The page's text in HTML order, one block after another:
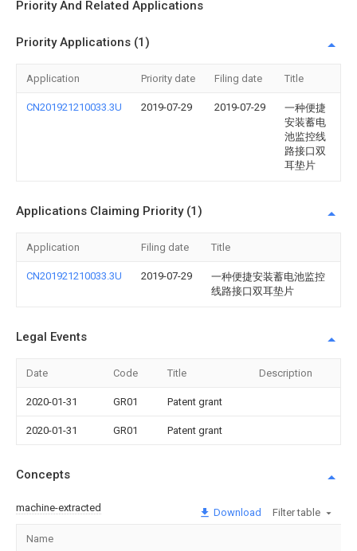
Priority And Related Applications
Priority Applications (1)
Application Priority date Filing date Title
CN201921210033.3U 2019-07-29 2019-07-29
一种便捷
安装蓄电
池监控线
路接口双
耳垫片
Applications Claiming Priority (1)
Application Filing date Title
CN201921210033.3U 2019-07-29
一种便捷安装蓄电池监控
线路接口双耳垫片
Legal Events
Date Code Title Description
2020-01-31 GR01 Patent grant
2020-01-31 GR01 Patent grant
Concepts
machine-extracted Download Filter table
Name